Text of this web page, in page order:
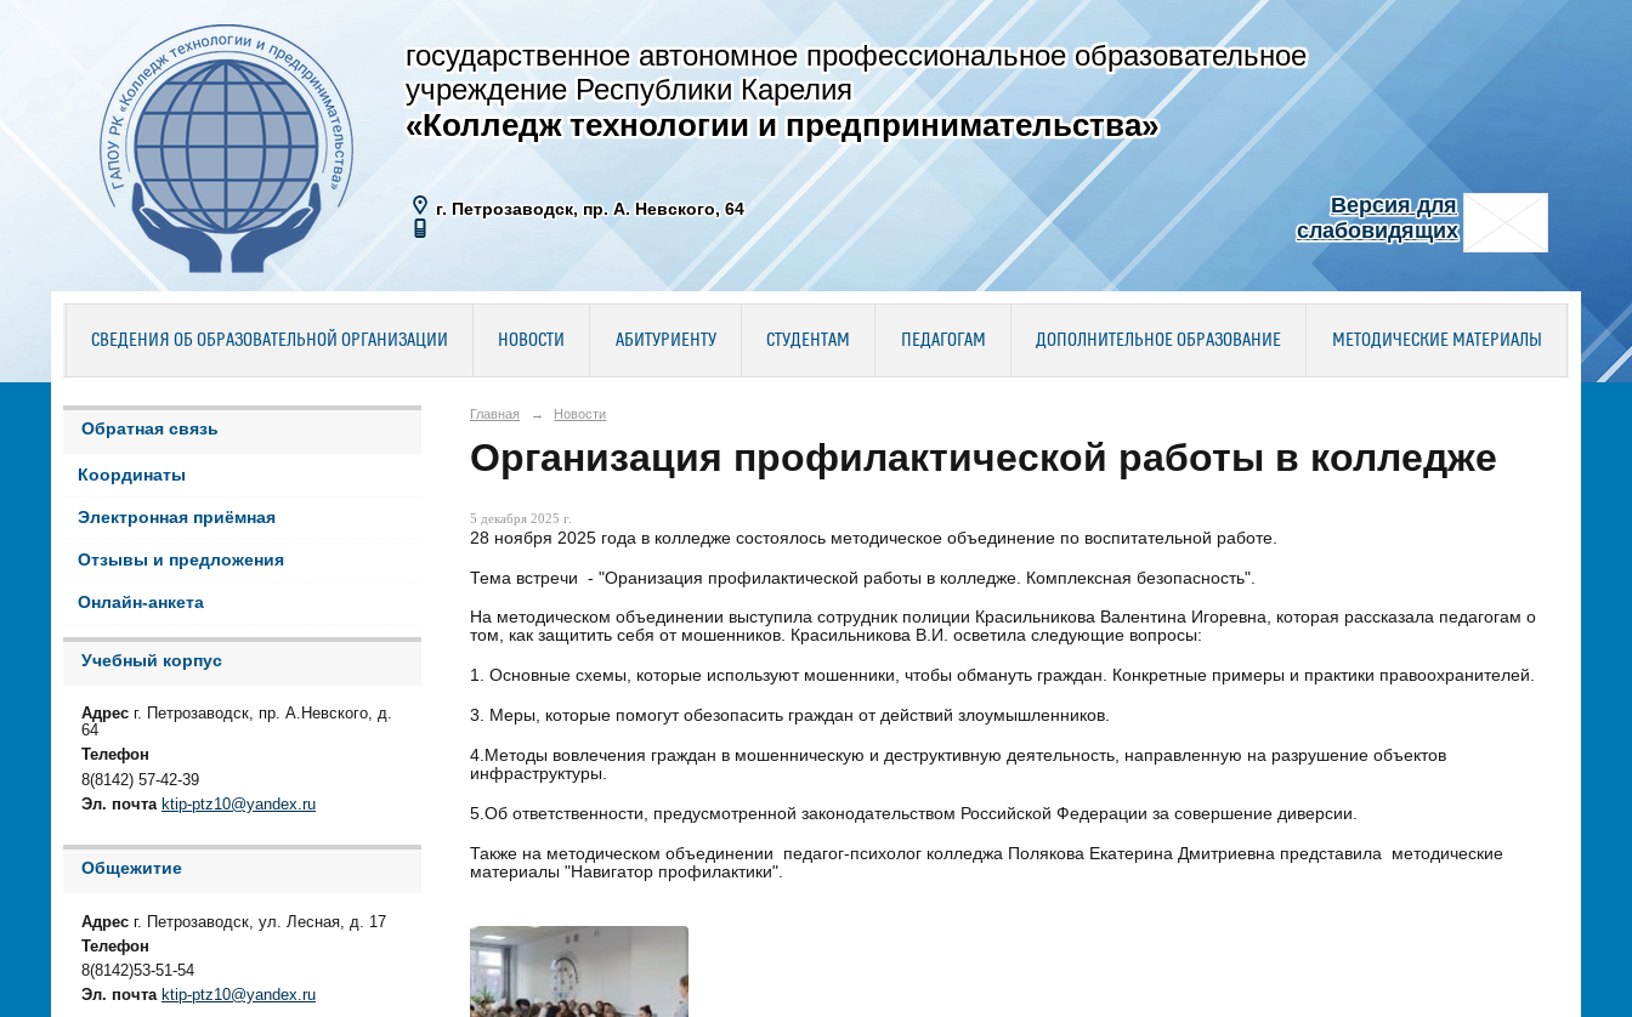
государственное автономное профессиональное образовательное
учреждение Республики Карелия
«Колледж технологии и предпринимательства»
г. Петрозаводск, пр. А. Невского, 64
Версия для
слабовидящих
СВЕДЕНИЯ ОБ ОБРАЗОВАТЕЛЬНОЙ ОРГАНИЗАЦИИ НОВОСТИ АБИТУРИЕНТУ СТУДЕНТАМ ПЕДАГОГАМ ДОПОЛНИТЕЛЬНОЕ ОБРАЗОВАНИЕ МЕТОДИЧЕСКИЕ МАТЕРИАЛЫ
Обратная связь
Координаты
Электронная приёмная
Отзывы и предложения
Онлайн-анкета
Учебный корпус
Адрес г. Петрозаводск, пр. А.Невского, д.
64
Телефон
8(8142) 57-42-39
Эл. почта ktip-ptz10@yandex.ru
Общежитие
Адрес г. Петрозаводск, ул. Лесная, д. 17
Телефон
8(8142)53-51-54
Эл. почта ktip-ptz10@yandex.ru
Главная → Новости
Организация профилактической работы в колледже
5 декабря 2025 г.
28 ноября 2025 года в колледже состоялось методическое объединение по воспитательной работе.
Тема встречи - "Оранизация профилактической работы в колледже. Комплексная безопасность".
На методическом объединении выступила сотрудник полиции Красильникова Валентина Игоревна, которая рассказала педагогам о
том, как защитить себя от мошенников. Красильникова В.И. осветила следующие вопросы:
1. Основные схемы, которые используют мошенники, чтобы обмануть граждан. Конкретные примеры и практики правоохранителей.
3. Меры, которые помогут обезопасить граждан от действий злоумышленников.
4.Методы вовлечения граждан в мошенническую и деструктивную деятельность, направленную на разрушение объектов
инфраструктуры.
5.Об ответственности, предусмотренной законодательством Российской Федерации за совершение диверсии.
Также на методическом объединении педагог-психолог колледжа Полякова Екатерина Дмитриевна представила методические
материалы "Навигатор профилактики".